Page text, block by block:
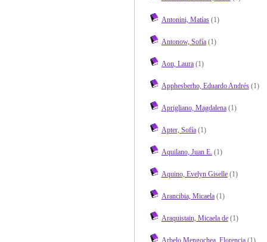
Antonini, Matías(1)
Antonow, Sofía(1)
Aon, Laura(1)
Apphesberho, Eduardo Andrés(1)
Aprigliano, Magdalena(1)
Apter, Sofía(1)
Aquilano, Juan E. (1)
Aquino, Evelyn Giselle(1)
Arancibia, Micaela(1)
Araquistain, Micaela de(1)
Arbelo Mengochea, Florencia(1)